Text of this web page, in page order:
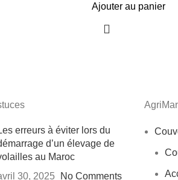
Ajouter au panier
erreurs à éviter lors du
d’un élevage de
au Maroc
30, 2025
No Comments